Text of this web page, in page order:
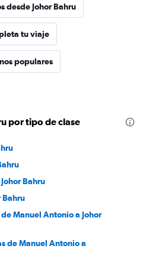
desde Johor Bahru
tu viaje
populares
por tipo de clase
Bahru
Bahru
Manuel Antonio a Johor
de Manuel Antonio a